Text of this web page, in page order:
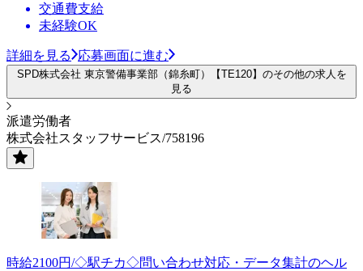
交通費支給
未経験OK
詳細を見る 応募画面に進む
SPD株式会社 東京警備事業部（錦糸町）【TE120】のその他の求人を
見る
派遣労働者
株式会社スタッフサービス/758196
時給2100円/◇駅チカ◇問い合わせ対応・データ集計のヘル